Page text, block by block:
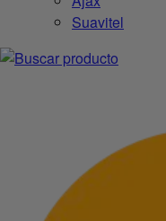
Suavitel